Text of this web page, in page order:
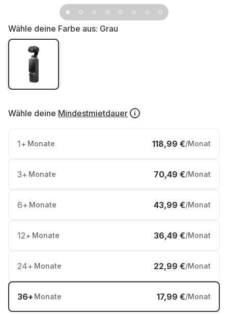
Wähle deine Farbe aus: Grau
Wähle deine Mindestmietdauer
1+ Monate 118,99 €/Monat
3+ Monate 70,49 €/Monat
6+ Monate 43,99 €/Monat
12+ Monate 36,49 €/Monat
24+ Monate 22,99 €/Monat
36+ Monate 17,99 €/Monat